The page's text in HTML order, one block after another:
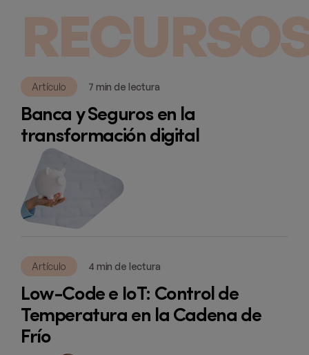
Artículo 7 min de lectura
Banca y Seguros en la
transformación digital
Artículo 4 min de lectura
Low-Code e IoT: Control de
Temperatura en la Cadena de
Frío